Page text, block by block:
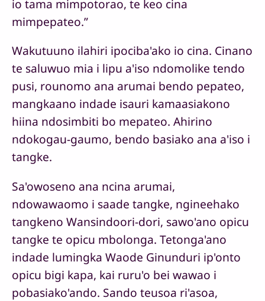
io tama mimpotorao, te keo cina
mimpepateo.”
Wakutuuno ilahiri ipociba'ako io cina. Cinano
te saluwuo mia i lipu a'iso ndomolike tendo
pusi, rounomo ana arumai bendo pepateo,
mangkaano indade isauri kamaasiakono
hiina ndosimbiti bo mepateo. Ahirino
ndokogau-gaumo, bendo basiako ana a'iso i
tangke.
Sa'owoseno ana ncina arumai,
ndowawaomo i saade tangke, ngineehako
tangkeno Wansindoori-dori, sawo'ano opicu
tangke te opicu mbolonga. Tetonga'ano
indade lumingka Waode Ginunduri ip'onto
opicu bigi kapa, kai ruru'o bei wawao i
pobasiako'ando. Sando teusoa ri'asoa,